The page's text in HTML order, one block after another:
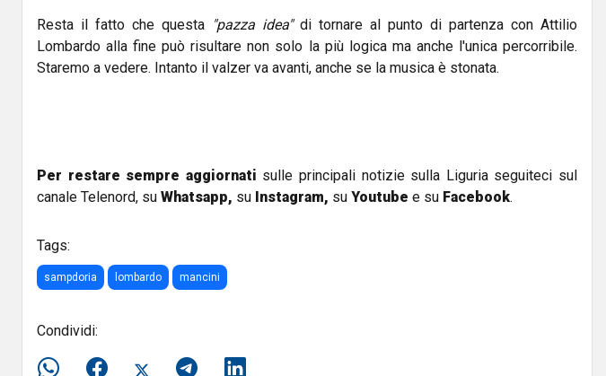
Resta il fatto che questa "pazza idea"di tornare al punto di partenza con Attilio
Lombardo alla fine può risultare non solo la più logica ma anche l'unica percorribile.
Staremo a vedere. Intanto il valzer va avanti, anche se la musica è stonata.
Per restare sempre aggiornati sulle principali notizie sulla Liguria seguiteci sul
canale Telenord, su Whatsapp, su Instagram, su Youtube e su Facebook.
Tags:
sampdoria lombardo mancini
Condividi: